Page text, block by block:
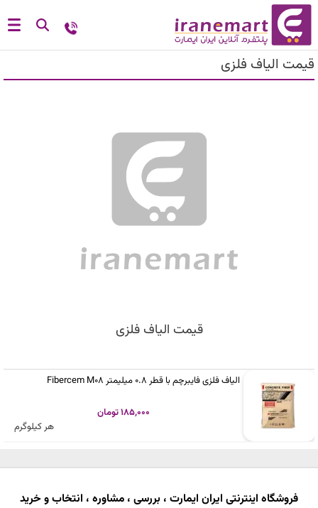
قیمت الیاف فلزی
قیمت الیاف فلزی
الیاف فلزی فایبرچم با قطر 0.8 میلیمتر Fibercem M08
185,000 تومان
هر کیلوگرم
فروشگاه اینترنتی ایران ایمارت ، بررسی ، مشاوره ، انتخاب و خرید